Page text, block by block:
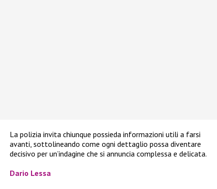
La polizia invita chiunque possieda informazioni utili a farsi
avanti, sottolineando come ogni dettaglio possa diventare
decisivo per un’indagine che si annuncia complessa e delicata.
Dario Lessa